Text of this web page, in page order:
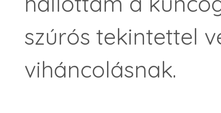
szúrós tekintettel
viháncolásnak.